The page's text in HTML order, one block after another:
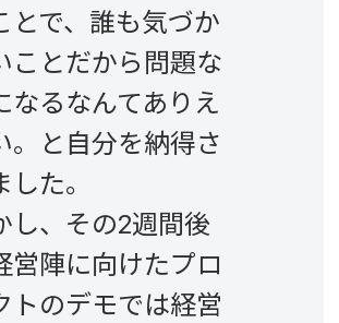
とで、誰も気づか
ことだから問題な
なるなんてありえ
。と自分を納得さ
した。
し、その2週間後
営陣に向けたプロ
トのデモでは経営